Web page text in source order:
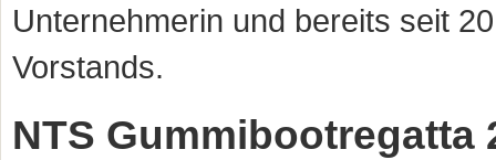
Unternehmerin und bereits seit
Vorstands.
NTS Gummibootregatta